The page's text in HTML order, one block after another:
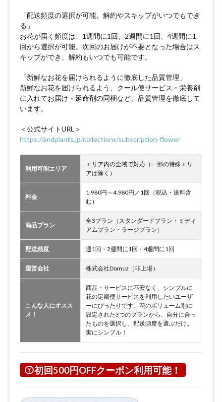
「配送頻度の選択が可能。解約やスキップがいつでもでき
る」
お花が届く頻度は、1週間に1回、2週間に1回、4週間に1
回から選択が可能。次回のお届けが不要となった場合はス
キップができ、解約もいつでも可能です。
「新鮮なお花を届けられるように徹底した品質管理」
新鮮なお花を届けられるよう、クール便サービス・栄養剤
に入れてお届け・延命剤の同梱など、品質管理を徹底して
います。
＜公式サイトURL＞
https://andplants.jp/collections/subscription-flower
利用可能エリア
エリア内の全域で対応（一部の特殊エリ
アは除く）
料金
1,980円～4,980円／1回（税込・送料含
む）
商品プラン
全3プラン（スタンダードプラン・ミディ
アムプラン・ラージプラン）
配送頻度 週1回・2週間に1回・4週間に1回
運営会社 株式会社Domuz（非上場）
こんな人にオスス
メ！
商品・サービスに不安なく、シンプルに
花の定期便サービスを利用したいユーザ
ーにぴったりです。花のボリューム別に
設定された3つのプランから、自分に合っ
たものを選択し、配送頻度を選ぶだけ。
実にシンプル！
初回500円OFFクーポン利用可能！